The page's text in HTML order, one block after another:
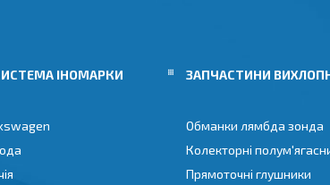
ІНОМАРКИ ЗАПЧАСТИНИ
Обманки лямбда зонда
Колекторні
Прямоточні глушники